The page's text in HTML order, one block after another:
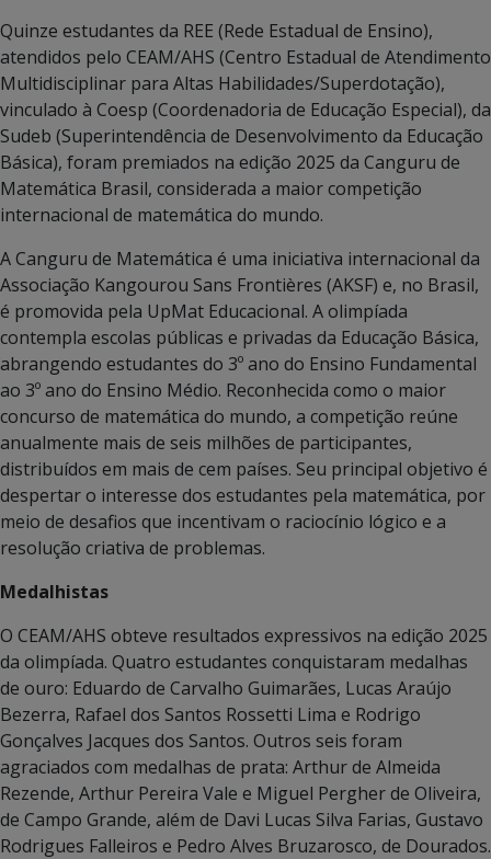
Quinze estudantes da REE (Rede Estadual de Ensino),
atendidos pelo CEAM/AHS (Centro Estadual de Atendimento
Multidisciplinar para Altas Habilidades/Superdotação),
vinculado à Coesp (Coordenadoria de Educação Especial), da
Sudeb (Superintendência de Desenvolvimento da Educação
Básica), foram premiados na edição 2025 da Canguru de
Matemática Brasil, considerada a maior competição
internacional de matemática do mundo.
A Canguru de Matemática é uma iniciativa internacional da
Associação Kangourou Sans Frontières (AKSF) e, no Brasil,
é promovida pela UpMat Educacional. A olimpíada
contempla escolas públicas e privadas da Educação Básica,
abrangendo estudantes do 3º ano do Ensino Fundamental
ao 3º ano do Ensino Médio. Reconhecida como o maior
concurso de matemática do mundo, a competição reúne
anualmente mais de seis milhões de participantes,
distribuídos em mais de cem países. Seu principal objetivo é
despertar o interesse dos estudantes pela matemática, por
meio de desafios que incentivam o raciocínio lógico e a
resolução criativa de problemas.
Medalhistas
O CEAM/AHS obteve resultados expressivos na edição 2025
da olimpíada. Quatro estudantes conquistaram medalhas
de ouro: Eduardo de Carvalho Guimarães, Lucas Araújo
Bezerra, Rafael dos Santos Rossetti Lima e Rodrigo
Gonçalves Jacques dos Santos. Outros seis foram
agraciados com medalhas de prata: Arthur de Almeida
Rezende, Arthur Pereira Vale e Miguel Pergher de Oliveira,
de Campo Grande, além de Davi Lucas Silva Farias, Gustavo
Rodrigues Falleiros e Pedro Alves Bruzarosco, de Dourados.